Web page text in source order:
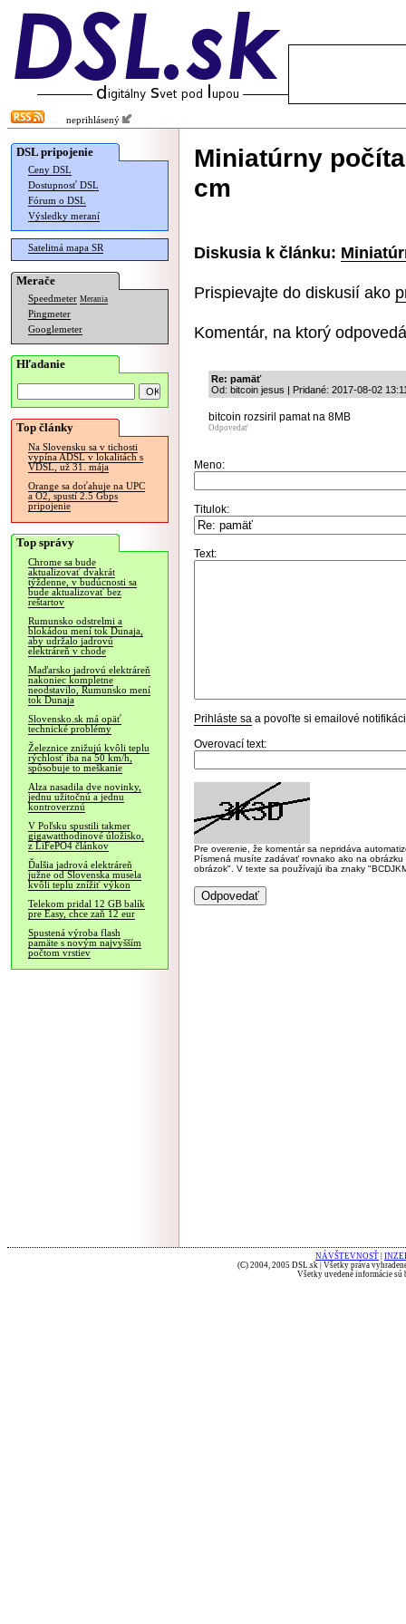
neprihlásený
DSL pripojenie
Ceny DSL
Dostupnosť DSL
Fórum o DSL
Výsledky meraní
Satelitná mapa SR
Merače
Speedmeter Merania
Pingmeter
Googlemeter
Hľadanie
Top články
Na Slovensku sa v tichosti
vypína ADSL v lokalitách s
VDSL, už 31. mája
Orange sa doťahuje na UPC
a O2, spustí 2.5 Gbps
pripojenie
Top správy
Chrome sa bude
aktualizovať dvakrát
týždenne, v budúcnosti sa
bude aktualizovať bez
reštartov
Rumunsko odstrelmi a
blokádou mení tok Dunaja,
aby udržalo jadrovú
elektráreň v chode
Maďarsko jadrovú elektráreň
nakoniec kompletne
neodstavilo, Rumunsko mení
tok Dunaja
Slovensko.sk má opäť
technické problémy
Železnice znižujú kvôli teplu
rýchlosť iba na 50 km/h,
spôsobuje to meškanie
Alza nasadila dve novinky,
jednu užitočnú a jednu
kontroverznú
V Poľsku spustili takmer
gigawatthodinové úložisko,
z LiFePO4 článkov
Ďalšia jadrová elektráreň
južne od Slovenska musela
kvôli teplu znížiť výkon
Telekom pridal 12 GB balík
pre Easy, chce zaň 12 eur
Spustená výroba flash
pamäte s novým najvyšším
počtom vrstiev
Miniatúrny
cm
Diskusia k článku:
Prispievajte do diskusií ako
Komentár, na ktorý
Re: pamäť
Od: bitcoin jesus | Pridané: 2017-08-02
bitcoin rozsiril pamat na 8MB
Odpovedať
Meno:
Titulok:
Text:
Prihláste sa a povoľte si emailové
Overovací text:
Pre overenie, že komentár sa nepridáva
Písmená musíte zadávať rovnako ako na
obrázok". V texte sa používajú iba znaky
NÁVŠTEVNOSŤ
(C) 2004, 2005 DSL.sk | Všetky práva
Všetky uvedené informácie sú